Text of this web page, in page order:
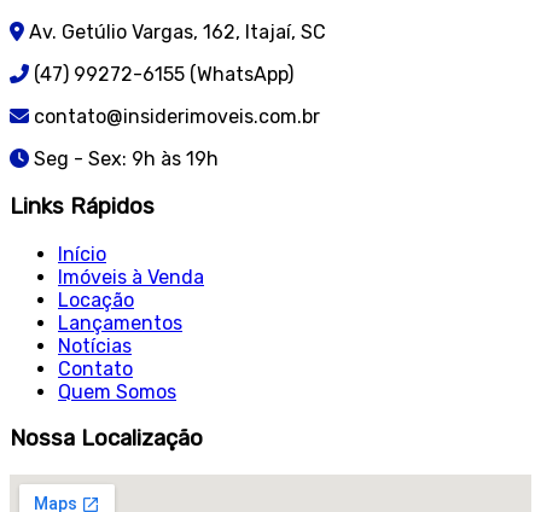
Av. Getúlio Vargas, 162, Itajaí, SC
(47) 99272-6155 (WhatsApp)
contato@insiderimoveis.com.br
Seg - Sex: 9h às 19h
Links Rápidos
Início
Imóveis à Venda
Locação
Lançamentos
Notícias
Contato
Quem Somos
Nossa Localização